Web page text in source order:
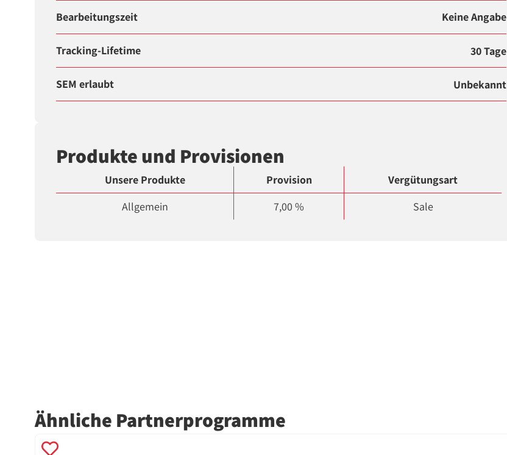
Bearbeitungszeit Keine Angabe
Tracking-Lifetime 30 Tage
SEM erlaubt Unbekannt
Produkte und Provisionen
Unsere Produkte Provision
Vergütungsart
Allgemein
7,00 % Sale
Ähnliche Partnerprogramme